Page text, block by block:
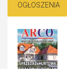
OGŁOSZENIA